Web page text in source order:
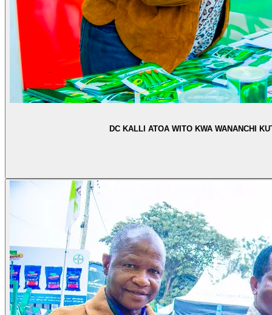
DC KALLI ATOA WITO KWA WANANCHI